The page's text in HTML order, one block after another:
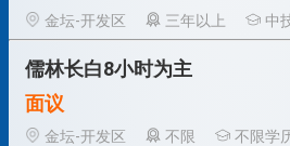
金坛-开发区
三年以上 中
儒林长白8小时为主
面议
金坛-开发区
不限 不限学